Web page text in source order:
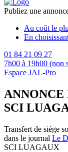
Publiez une
Au coût le
En
01 84 21 09 27
7h00 à 19h00 (non
Espace JAL-Pro
SCI
Transfert de siège
dans le journal Le
SCI LUAGAUX